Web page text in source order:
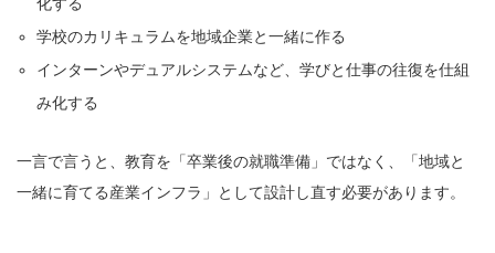
学校のカリキュラムを地域企業と一緒に作る
インターンやデュアルシステムなど、学びと仕事の往復を仕組
み化する
一言で言うと、教育を「卒業後の就職準備」ではなく、「地域と
一緒に育てる産業インフラ」として設計し直す必要があります。